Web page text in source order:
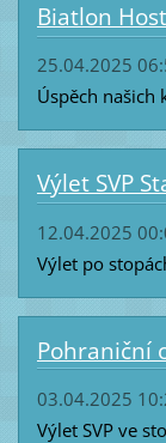
Biatlon
25.04.2025
Úspěch našich
Výlet SVP
12.04.2025
Výlet po
Pohraniční
03.04.2025
Výlet SVP ve